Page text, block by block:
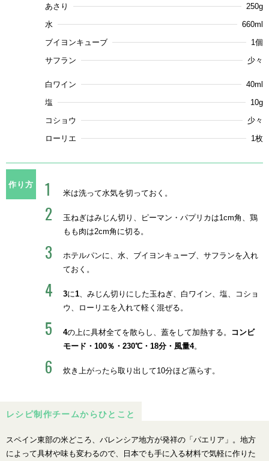
あさり
250g
水
660ml
ブイヨンキューブ
1個
サフラン
少々
白ワイン
40ml
塩
10g
コショウ
少々
ローリエ
1枚
作り方
米は洗って水気を切っておく。
玉ねぎはみじん切り、ピーマン・パプリカは1cm角、鶏
もも肉は2cm角に切る。
ホテルパンに、水、ブイヨンキューブ、サフランを入れ
ておく。
3に1、みじん切りにした玉ねぎ、白ワイン、塩、コショ
ウ、ローリエを入れて軽く混ぜる。
4の上に具材全てを散らし、蓋をして加熱する。
コンビ
モード・100％・230℃・18分・風量4。
炊き上がったら取り出して10分ほど蒸らす。
レシピ制作チームからひとこと
スペイン東部の米どころ、バレンシア地方が発祥の「パエリア」。地方
によって具材や味も変わるので、日本でも手に入る材料で気軽に作りた